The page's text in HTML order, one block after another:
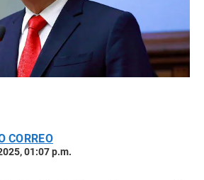
CORREO
01:07 p.m.